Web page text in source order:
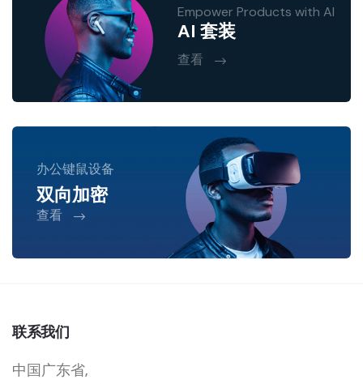
Empower Products with AI
AI 套装
查看
办公键鼠设备
双向加密
查看
联系我们
中国广东省,